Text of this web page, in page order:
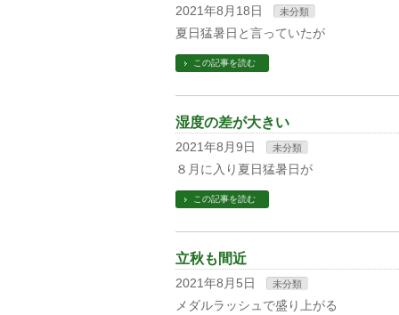
2021年8月18日 未分類
夏日猛暑日と言っていたが
この記事を読む
湿度の差が大きい
2021年8月9日 未分類
８月に入り夏日猛暑日が
この記事を読む
立秋も間近
2021年8月5日 未分類
メダルラッシュで盛り上がる